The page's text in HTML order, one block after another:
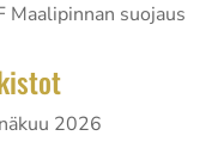
Maalipinnan suojaus
2026